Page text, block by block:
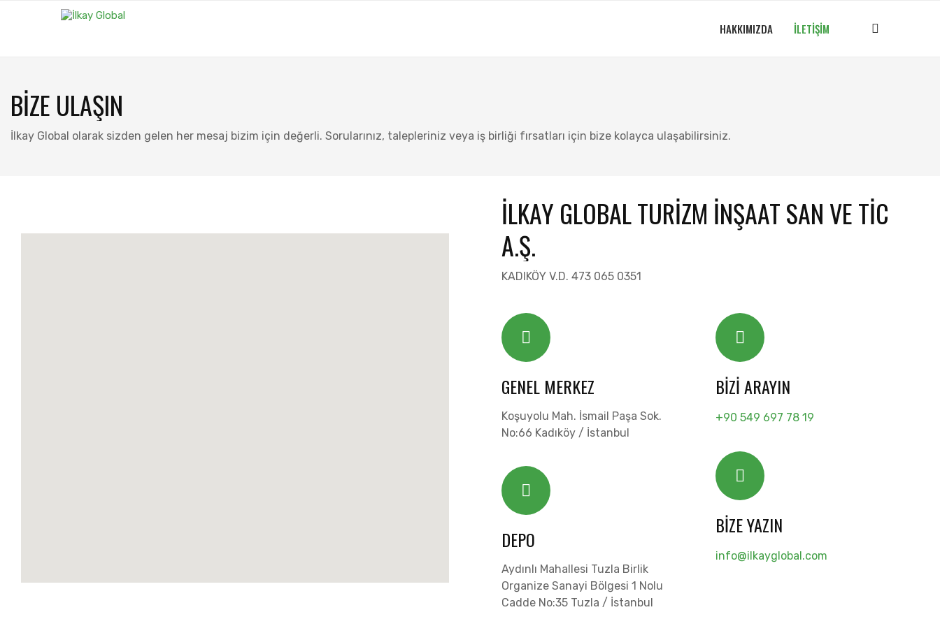
HAKKIMIZDA İLETIŞIM
BİZE ULAŞIN
İlkay Global olarak sizden gelen her mesaj bizim için değerli. Sorularınız, talepleriniz veya iş birliği fırsatları için bize kolayca ulaşabilirsiniz.
İLKAY GLOBAL TURİZM İNŞAAT SAN VE TİC
A.Ş.
KADIKÖY V.D. 473 065 0351
GENEL MERKEZ
Koşuyolu Mah. İsmail Paşa Sok.
No:66 Kadıköy / İstanbul
DEPO
Aydınlı Mahallesi Tuzla Birlik
Organize Sanayi Bölgesi 1 Nolu
Cadde No:35 Tuzla / İstanbul
BIZI ARAYIN
+90 549 697 78 19
BIZE YAZIN
info@ilkayglobal.com